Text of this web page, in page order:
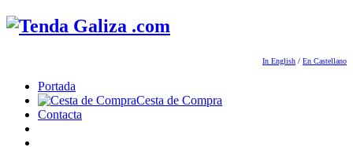
In English / En Castellano
Portada
Cesta de Compra
Contacta